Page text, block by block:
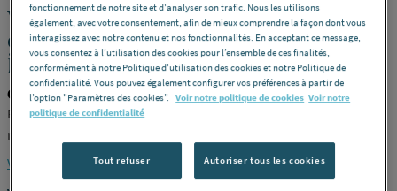
VANNE A BILLE - Type 542 - Avec
emboîture pour collage métrique - avec
joint de bille PTFE
GF 161542013
Fkm - pn10 - poignée orange -
mm) -
Voir la description complète
fonctionnement de notre site et d'analyser son trafic. Nous les utilisons
également, avec votre consentement, afin de mieux comprendre la façon dont vous
interagissez avec notre contenu et nos fonctionnalités. En acceptant ce message,
vous consentez à l’utilisation des cookies pour l’ensemble de ces finalités,
conformément à notre Politique d'utilisation des cookies et notre Politique de
confidentialité. Vous pouvez également configurer vos préférences à partir de
l’option "Paramètres des cookies”. Voir notre politique de cookies Voir notre
politique de confidentialité
Tout refuser Autoriser tous les cookies